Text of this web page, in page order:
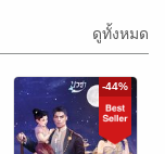
ดูทั้งหมด
-44%